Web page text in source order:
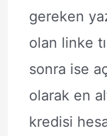
gereken
olan linke
sonra ise
olarak en
kredisi